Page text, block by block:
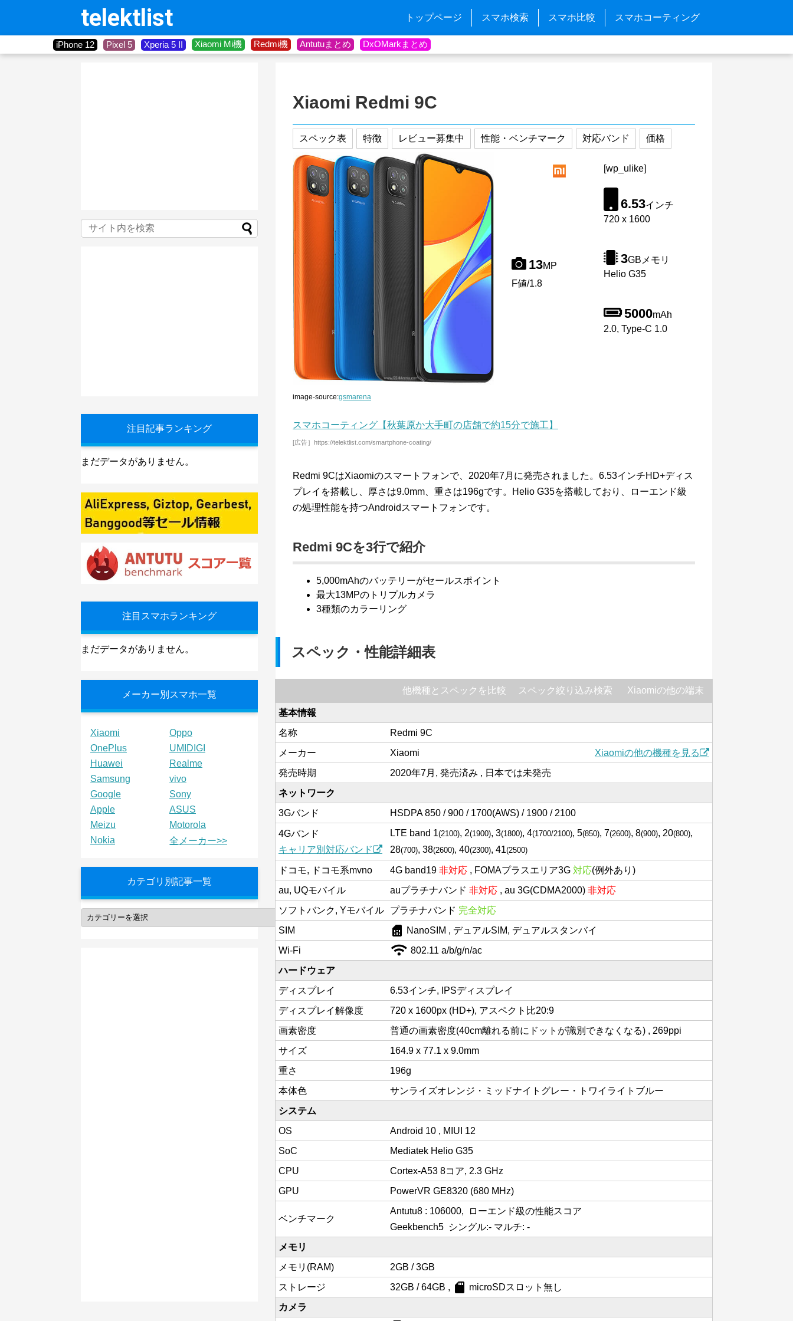
telektlist トップページ スマホ検索 スマホ比較 スマホコーティング
iPhone 12 Pixel 5 Xperia 5 II Xiaomi Mi機 Redmi機 Antutuまとめ DxOMarkまとめ
Xiaomi Redmi 9C
スペック表 特徴 レビュー募集中 性能・ベンチマーク 対応バンド 価格
image-source:gsmarena
[wp_ulike]
6.53インチ
720 x 1600
13MP
F値/1.8
3GBメモリ
Helio G35
5000mAh
2.0, Type-C 1.0
スマホコーティング【秋葉原か大手町の店舗で約15分で施工】
[広告］https://telektlist.com/smartphone-coating/
Redmi 9CはXiaomiのスマートフォンで、2020年7月に発売されました。6.53インチHD+ディス
プレイを搭載し、厚さは9.0mm、重さは196gです。Helio G35を搭載しており、ローエンド級
の処理性能を持つAndroidスマートフォンです。
Redmi 9Cを3行で紹介
5,000mAhのバッテリーがセールスポイント
最大13MPのトリプルカメラ
3種類のカラーリング
スペック・性能詳細表
Xiaomiの他の端末
スペック絞り込み検索
他機種とスペックを比較
基本情報
名称
Redmi 9C
メーカー
Xiaomi
Xiaomiの他の機種を見る
発売時期
2020年7月, 発売済み , 日本では未発売
ネットワーク
3Gバンド
HSDPA 850 / 900 / 1700(AWS) / 1900 / 2100
4Gバンド
キャリア別対応バンド
LTE band 1(2100), 2(1900), 3(1800), 4(1700/2100), 5(850), 7(2600), 8(900), 20(800),
28(700), 38(2600), 40(2300), 41(2500)
ドコモ, ドコモ系mvno 4G band19 非対応 , FOMAプラスエリア3G 対応(例外あり)
au, UQモバイル
auプラチナバンド 非対応 , au 3G(CDMA2000) 非対応
ソフトバンク, Yモバイル
プラチナバンド 完全対応
SIM
sim_card
NanoSIM , デュアルSIM, デュアルスタンバイ
Wi-Fi
802.11 a/b/g/n/ac
ハードウェア
ディスプレイ
6.53インチ, IPSディスプレイ
ディスプレイ解像度
720 x 1600px (HD+), アスペクト比20:9
画素密度
普通の画素密度(40cm離れる前にドットが識別できなくなる) , 269ppi
サイズ
164.9 x 77.1 x 9.0mm
重さ
196g
本体色
サンライズオレンジ・ミッドナイトグレー・トワイライトブルー
システム
OS
Android 10 , MIUI 12
SoC
Mediatek Helio G35
CPU
Cortex-A53 8コア, 2.3 GHz
GPU
PowerVR GE8320 (680 MHz)
ベンチマーク
Antutu8 : 106000, ローエンド級の性能スコア
Geekbench5 シングル:- マルチ: -
メモリ
メモリ(RAM)
2GB / 3GB
ストレージ
32GB / 64GB , sd_card
microSDスロット無し
カメラ
注目記事ランキング
まだデータがありません。
注目スマホランキング
まだデータがありません。
メーカー別スマホ一覧
Xiaomi
Oppo
OnePlus
UMIDIGI
Huawei
Realme
Samsung
vivo
Google
Sony
Apple
ASUS
Meizu
Motorola
Nokia
全メーカー>>
カテゴリ別記事一覧